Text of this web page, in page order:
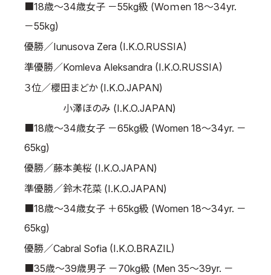
■18歳～34歳女子 －55kg級 (Woｍen 18～34yr.
－55kg)
優勝／Iunusova Zera (I.K.O.RUSSIA)
準優勝／Komleva Aleksandra (I.K.O.RUSSIA)
３位／櫻田まどか (I.K.O.JAPAN)
小澤ほのみ (I.K.O.JAPAN)
■18歳～34歳女子 －65kg級 (Women 18～34yr. －
65kg)
優勝／藤本美桜 (I.K.O.JAPAN)
準優勝／鈴木花菜 (I.K.O.JAPAN)
■18歳～34歳女子 ＋65kg級 (Women 18～34yr. －
65kg)
優勝／Cabral Sofia (I.K.O.BRAZIL)
■35歳～39歳男子 －70kg級 (Men 35～39yr. －